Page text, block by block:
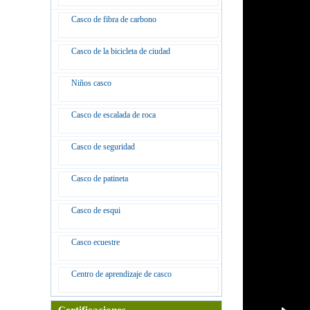
Casco de fibra de carbono
Casco de la bicicleta de ciudad
Niños casco
Casco de escalada de roca
Casco de seguridad
Casco de patineta
Casco de esqui
Casco ecuestre
Centro de aprendizaje de casco